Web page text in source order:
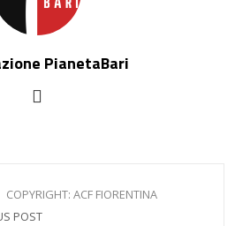
PianetaBari
COPYRIGHT: ACF FIORENTINA
POST